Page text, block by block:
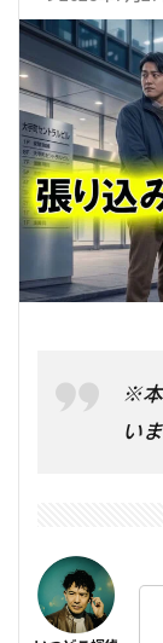
※本
いま